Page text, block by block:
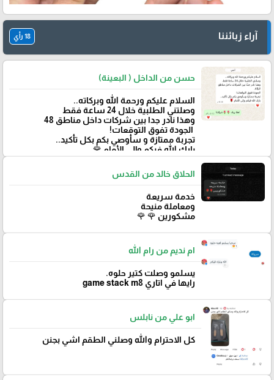
آراء زبائننا 18 رأي
حسن من الداخل ( البعينة)
‏السلام عليكم ورحمة الله وبركاته..
وصلتني الطلبية خلال 24 ساعة فقط
‏وهذا نادر جدا بين شركات داخل مناطق 48
‏ الجودة تفوق التوقعات!
تجربة ممتازة و سأوصي بكم بكل تأكيد..
‏بارك الله فيكم وإلى الأمام 🌹
الحلاق خالد من القدس
خدمة سريعة
ومعاملة منيحة
مشكورين 🌹 🌹
ام نديم من رام الله
يسلمو وصلت كتير حلوه.
رايها في اتاري game stack m8
ابو علي من نابلس
كل الاحترام والله وصلني الطقم اشي بجنن